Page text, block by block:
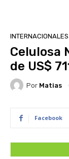
INTERNACIONALES
Celulosa
de US$
Por Matias
Facebook